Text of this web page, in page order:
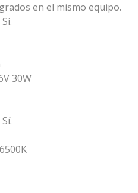
en el mismo equipo.
Sí.
30W
Sí.
6500K